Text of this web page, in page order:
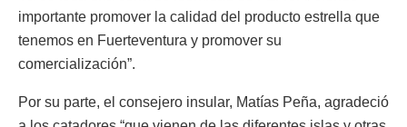
importante promover la calidad del producto estrella que
tenemos en Fuerteventura y promover su
comercialización”.
Por su parte, el consejero insular, Matías Peña, agradeció